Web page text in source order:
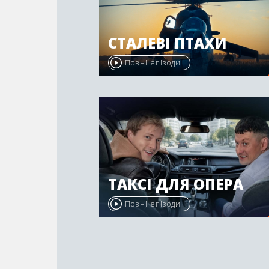
СТАЛЕВІ ПТАХИ
Повні епізоди
ТАКСІ ДЛЯ ОПЕРА
Повні епізоди